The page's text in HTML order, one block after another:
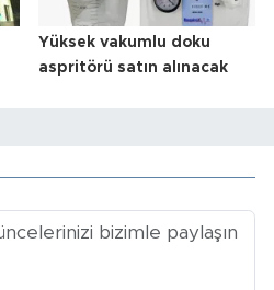
Yüksek vakumlu doku
aspritörü satın alınacak